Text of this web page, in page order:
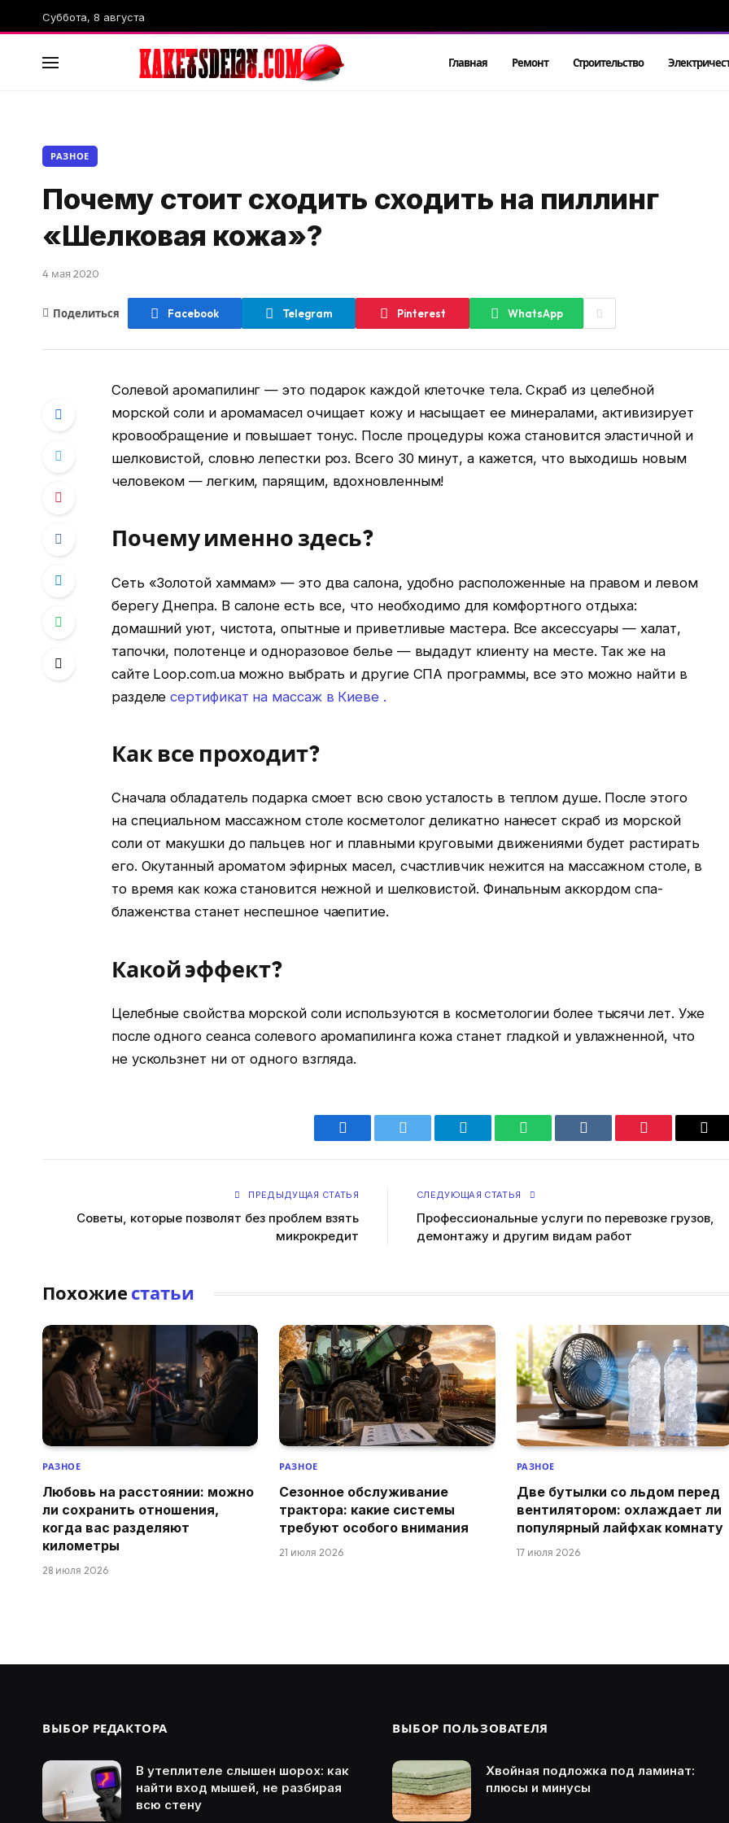
Суббота, 8 августа
Главная Ремонт Строительство
РАЗНОЕ
Почему стоит сходить сходить на пиллинг
«Шелковая кожа»?
4 мая 2020
Поделиться Facebook Telegram Pinterest WhatsApp
Солевой аромапилинг — это подарок каждой клеточке тела. Скраб из целебной
морской соли и аромамасел очищает кожу и насыщает ее минералами, активизирует
кровообращение и повышает тонус. После процедуры кожа становится эластичной и
шелковистой, словно лепестки роз. Всего 30 минут, а кажется, что выходишь новым
человеком — легким, парящим, вдохновленным!
Почему именно здесь?
Сеть «Золотой хаммам» — это два салона, удобно расположенные на правом и левом
берегу Днепра. В салоне есть все, что необходимо для комфортного отдыха:
домашний уют, чистота, опытные и приветливые мастера. Все аксессуары — халат,
тапочки, полотенце и одноразовое белье — выдадут клиенту на месте. Так же на
сайте Loop.com.ua можно выбрать и другие СПА программы, все это можно найти в
разделесертификат на массаж в Киеве .
Как все проходит?
Сначала обладатель подарка смоет всю свою усталость в теплом душе. После этого
на специальном массажном столе косметолог деликатно нанесет скраб из морской
соли от макушки до пальцев ног и плавными круговыми движениями будет растирать
его. Окутанный ароматом эфирных масел, счастливчик нежится на массажном столе, в
то время как кожа становится нежной и шелковистой. Финальным аккордом спа-
блаженства станет неспешное чаепитие.
Какой эффект?
Целебные свойства морской соли используются в косметологии более тысячи лет. Уже
после одного сеанса солевого аромапилинга кожа станет гладкой и увлажненной, что
не ускользнет ни от одного взгляда.
Facebook Twitter Telegram WhatsAppVKontaktePinterest
ПРЕДЫДУЩАЯ СТАТЬЯ
Советы, которые позволят без проблем взять
микрокредит
СЛЕДУЮЩАЯ СТАТЬЯ
Профессиональные услуги по перевозке грузов,
демонтажу и другим видам работ
Похожие статьи
РАЗНОЕ
Любовь на расстоянии: можно
ли сохранить отношения,
когда вас разделяют
километры
28 июля 2026
РАЗНОЕ
Сезонное обслуживание
трактора: какие системы
требуют особого внимания
21 июля 2026
РАЗНОЕ
Две бутылки со льдом перед
вентилятором: охлаждает ли
популярный лайфхак комнату
17 июля 2026
ВЫБОР РЕДАКТОРА
В утеплителе слышен шорох: как
найти вход мышей, не разбирая
всю стену
ВЫБОР ПОЛЬЗОВАТЕЛЯ
Хвойная подложка под ламинат:
плюсы и минусы